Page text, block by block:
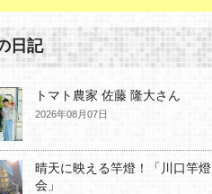
日記
トマト農家 佐藤 隆大さん
2026年08月07日
晴天に映える竿燈！「川口竿燈
会」